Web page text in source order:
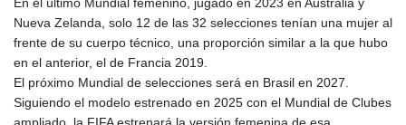
En el último Mundial femenino, jugado en 2023 en Australia y
Nueva Zelanda, solo 12 de las 32 selecciones tenían una mujer al
frente de su cuerpo técnico, una proporción similar a la que hubo
en el anterior, el de Francia 2019.
El próximo Mundial de selecciones será en Brasil en 2027.
Siguiendo el modelo estrenado en 2025 con el Mundial de Clubes